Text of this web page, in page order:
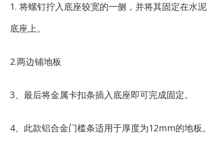
1. 将螺钉拧入底座较宽的一侧，并将其固定在水泥
底座上。
2.两边铺地板
3、最后将金属卡扣条插入底座即可完成固定。
4、此款铝合金门槛条适用于厚度为12mm的地板。